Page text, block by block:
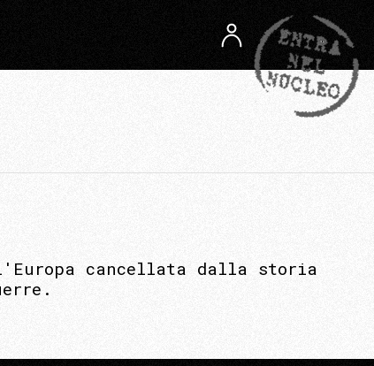
cancellata dalla storia